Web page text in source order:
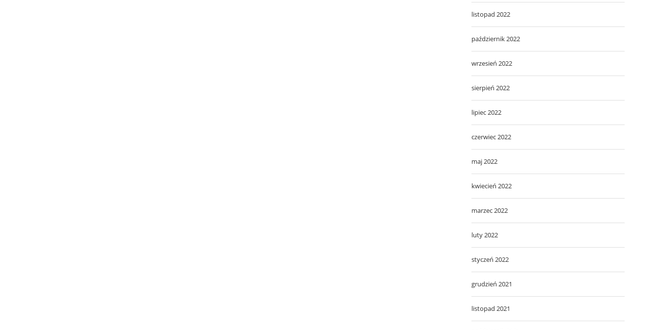
listopad 2022
październik 2022
wrzesień 2022
sierpień 2022
lipiec 2022
czerwiec 2022
maj 2022
kwiecień 2022
marzec 2022
luty 2022
styczeń 2022
grudzień 2021
listopad 2021